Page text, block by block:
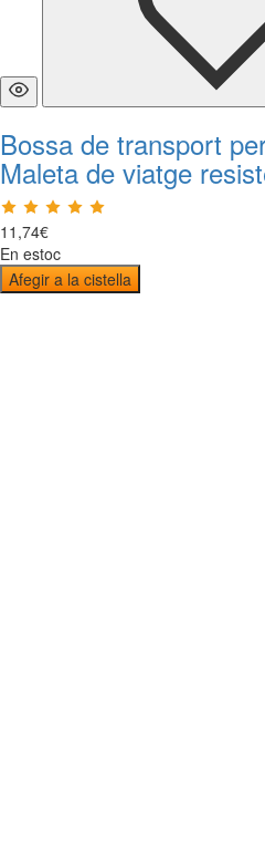
Bossa de transport
Maleta de viatge
11 ,74€
En estoc
Afegir a la cistella